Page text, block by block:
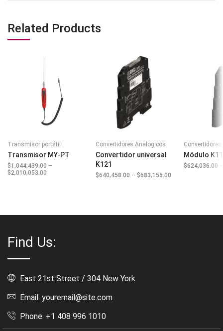
Related Products
Transmisor portátil
Transmisor MY-PT
$1,044,439.00 –
$2,010,053.00
Convertidores Analogicos
Convertidor universal
K121
$640,458.00 – $683,155.00
Módulo
$624,036.00
Find Us:
East 21st Street / 304 New York
Email: youremail@site.com
Phone: +1 408 996 1010